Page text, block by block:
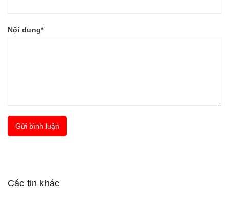
Nội dung*
Gửi bình luận
Các tin khác